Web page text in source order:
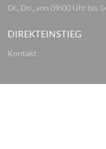
Di., Do., von 09:00 Uhr bis
DIREKTEINSTIEG
Kontakt